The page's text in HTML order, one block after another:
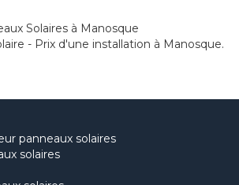
Solaires à Manosque
- Prix d'une installation à Manosque.
panneaux solaires
solaires